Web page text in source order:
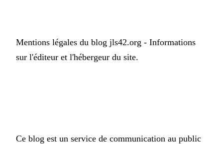
Mentions légales du blog jls42.org - Informations
sur l'éditeur et l'hébergeur du site.
Ce blog est un service de communication au public